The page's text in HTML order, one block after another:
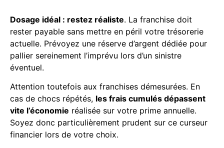
Dosage idéal : restez réaliste. La franchise doit
rester payable sans mettre en péril votre trésorerie
actuelle. Prévoyez une réserve d’argent dédiée pour
pallier sereinement l’imprévu lors d’un sinistre
éventuel.
Attention toutefois aux franchises démesurées. En
cas de chocs répétés, les frais cumulés dépassent
vite l’économie réalisée sur votre prime annuelle.
Soyez donc particulièrement prudent sur ce curseur
financier lors de votre choix.